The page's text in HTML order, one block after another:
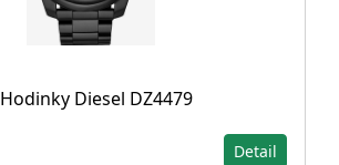
Hodinky Diesel DZ4479
Detail